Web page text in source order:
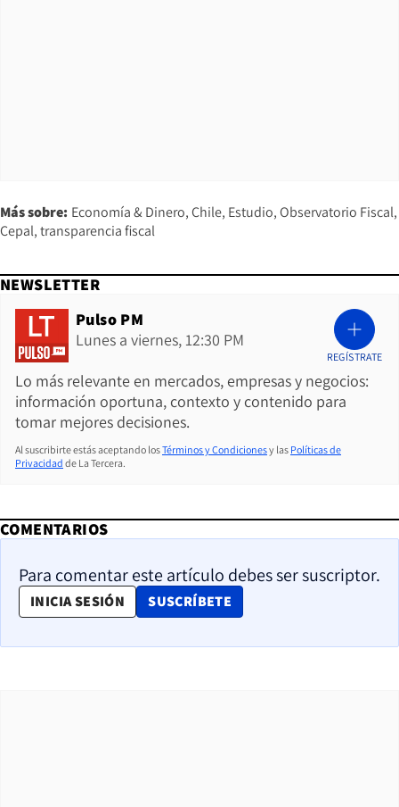
Más sobre: Economía & Dinero Chile Estudio Observatorio Fiscal
Cepal transparencia fiscal
NEWSLETTER
Pulso PM
Lunes a viernes, 12:30 PM
Lo más relevante en mercados, empresas y negocios:
información oportuna, contexto y contenido para
tomar mejores decisiones.
REGÍSTRATE
Al suscribirte estás aceptando losTérminos y Condicionesy las Políticas de
Privacidad de La Tercera.
COMENTARIOS
Para comentar este artículo debes ser suscriptor.
INICIA SESIÓN SUSCRÍBETE
OPENS IN NEW WINDOW